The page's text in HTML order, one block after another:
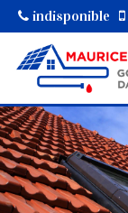
indisponible